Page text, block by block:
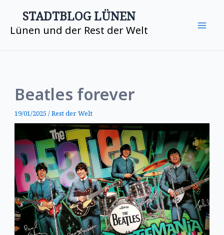
InhaltSTADTBLOG LÜNEN
Lünen und der Rest der Welt
Beatles forever
19/01/2025/Rest der Welt